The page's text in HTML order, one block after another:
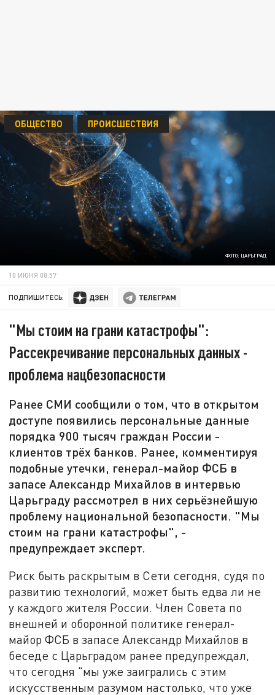
ФОТО: ЦАРЬГРАД
ОБЩЕСТВО ПРОИСШЕСТВИЯ
10 ИЮНЯ 08:57
ПОДПИШИТЕСЬ:
"Мы стоим на грани катастрофы":
Рассекречивание персональных данных -
проблема нацбезопасности
Ранее СМИ сообщили о том, что в открытом
доступе появились персональные данные
порядка 900 тысяч граждан России -
клиентов трёх банков. Ранее, комментируя
подобные утечки, генерал-майор ФСБ в
запасе Александр Михайлов в интервью
Царьграду рассмотрел в них серьёзнейшую
проблему национальной безопасности. "Мы
стоим на грани катастрофы", -
предупреждает эксперт.
Риск быть раскрытым в Сети сегодня, судя по
развитию технологий, может быть едва ли не
у каждого жителя России. Член Совета по
внешней и оборонной политике генерал-
майор ФСБ в запасе Александр Михайлов в
беседе с Царьградом ранее предупреждал,
что сегодня "мы уже заигрались с этим
искусственным разумом настолько, что уже